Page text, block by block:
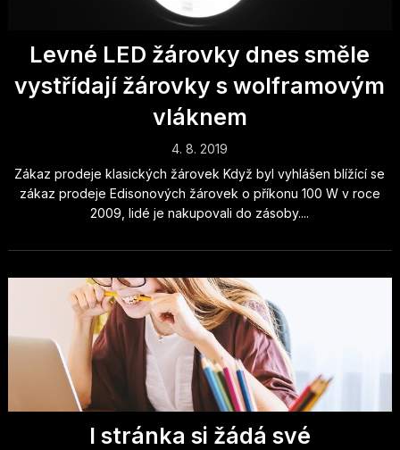
Levné LED žárovky dnes směle
vystřídají žárovky s wolframovým
vláknem
4. 8. 2019
Zákaz prodeje klasických žárovek Když byl vyhlášen blížící se
zákaz prodeje Edisonových žárovek o příkonu 100 W v roce
2009, lidé je nakupovali do zásoby....
I stránka si žádá své